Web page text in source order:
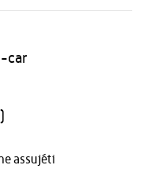
car
assujéti